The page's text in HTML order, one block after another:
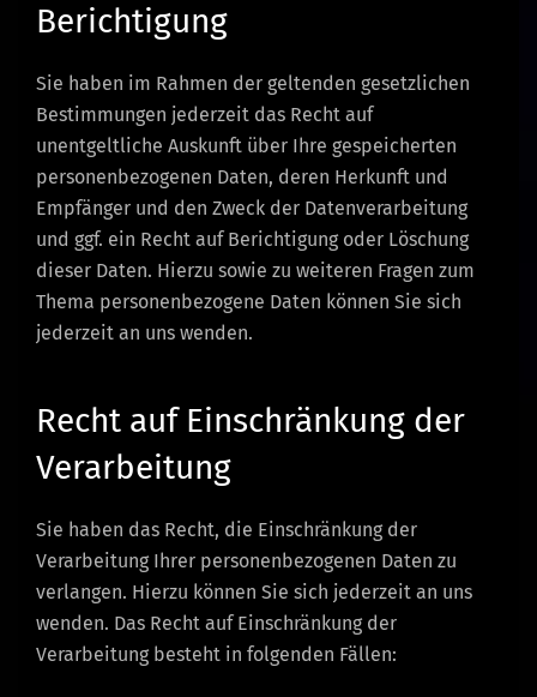
Berichtigung
Sie haben im Rahmen der geltenden gesetzlichen
Bestimmungen jederzeit das Recht auf
unentgeltliche Auskunft über Ihre gespeicherten
personenbezogenen Daten, deren Herkunft und
Empfänger und den Zweck der Datenverarbeitung
und ggf. ein Recht auf Berichtigung oder Löschung
dieser Daten. Hierzu sowie zu weiteren Fragen zum
Thema personenbezogene Daten können Sie sich
jederzeit an uns wenden.
Recht auf Einschränkung der
Verarbeitung
Sie haben das Recht, die Einschränkung der
Verarbeitung Ihrer personenbezogenen Daten zu
verlangen. Hierzu können Sie sich jederzeit an uns
wenden. Das Recht auf Einschränkung der
Verarbeitung besteht in folgenden Fällen: